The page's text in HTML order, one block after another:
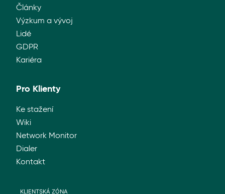
Články
Výzkum a vývoj
Lidé
GDPR
Kariéra
Pro Klienty
Ke stažení
Wiki
Network Monitor
Dialer
Kontakt
KLIENTSKÁ ZÓNA